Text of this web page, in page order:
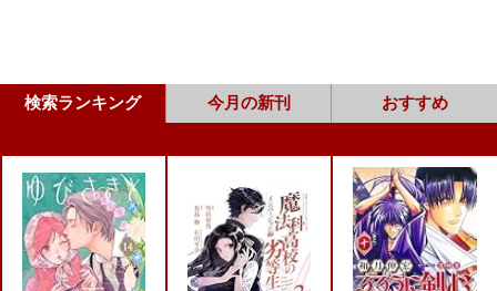
検索ランキング 今月の新刊 おすすめ